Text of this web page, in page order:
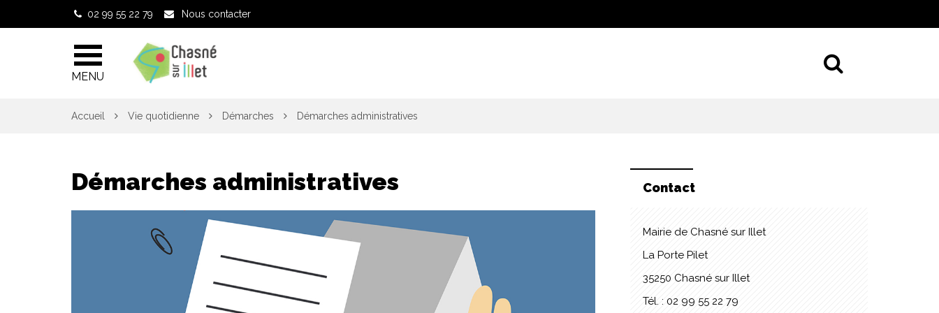
02 99 55 22 79 Nous contacter
MENU
Accueil Vie quotidienne Démarches Démarches administratives
Démarches administratives Contact
Mairie de Chasné sur Illet
La Porte Pilet
35250 Chasné sur Illet
Tél. : 02 99 55 22 79